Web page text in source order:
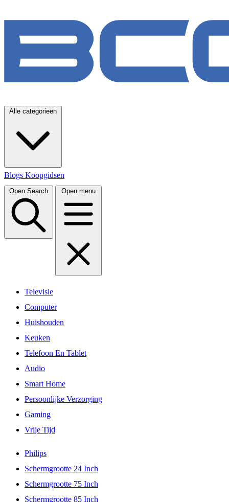
Alle categorieën
Blogs Koopgidsen
Open Search Open menu
Televisie
Computer
Huishouden
Keuken
Telefoon En Tablet
Audio
Smart Home
Persoonlijke Verzorging
Gaming
Vrije Tijd
Philips
Schermgrootte 24 Inch
Schermgrootte 75 Inch
Schermgrootte 85 Inch